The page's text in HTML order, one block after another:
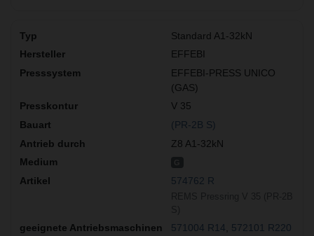
Standard A1-32kN
EFFEBI
EFFEBI-PRESS UNICO
(GAS)
V 35
(PR-2B S)
Z8 A1-32kN
574762 R
571004 R14
572101 R220